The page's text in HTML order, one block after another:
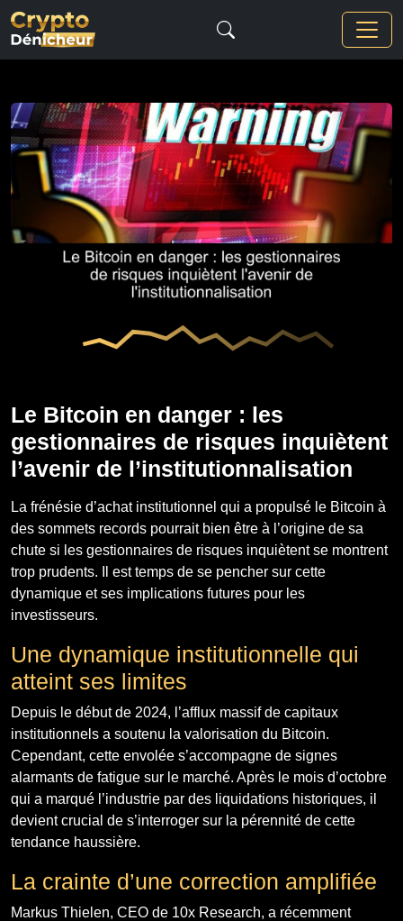
Le Bitcoin en danger : les
gestionnaires de risques inquiètent
l’avenir de l’institutionnalisation
La frénésie d’achat institutionnel qui a propulsé le Bitcoin à
des sommets records pourrait bien être à l’origine de sa
chute si les gestionnaires de risques inquiètent se montrent
trop prudents. Il est temps de se pencher sur cette
dynamique et ses implications futures pour les
investisseurs.
Une dynamique institutionnelle qui
atteint ses limites
Depuis le début de 2024, l’afflux massif de capitaux
institutionnels a soutenu la valorisation du Bitcoin.
Cependant, cette envolée s’accompagne de signes
alarmants de fatigue sur le marché. Après le mois d’octobre
qui a marqué l’industrie par des liquidations historiques, il
devient crucial de s’interroger sur la pérennité de cette
tendance haussière.
La crainte d’une correction amplifiée
Markus Thielen, CEO de 10x Research, a récemment